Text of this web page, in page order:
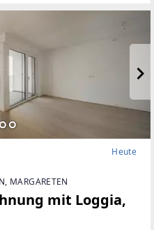
Heute
MARGARETEN
mit Loggia,